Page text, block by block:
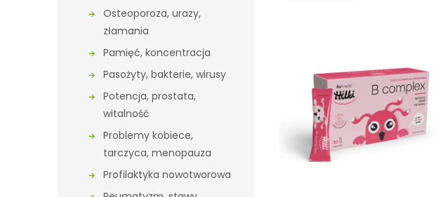
Osteoporoza, urazy,
złamania
Pamięć, koncentracja
Pasożyty, bakterie, wirusy
Potencja, prostata,
witalność
Problemy kobiece,
tarczyca, menopauza
Profilaktyka nowotworowa